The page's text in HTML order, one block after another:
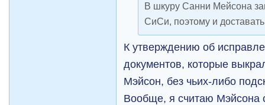
В шкуру Санни Мейсона
СиСи, поэтому и
К утверждению об
документов, которые
Мэйсон, без чьих-либо
Вообще, я считаю Мэйсона